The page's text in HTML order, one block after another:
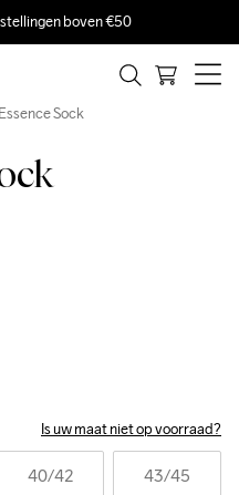
boven €50
Is uw maat niet op voorraad?
40/42 43/45
Sock